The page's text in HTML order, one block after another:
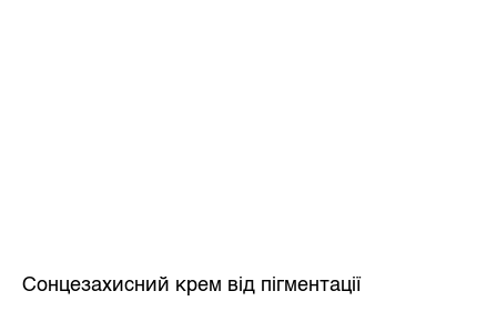
Сонцезахисний крем від пігментації